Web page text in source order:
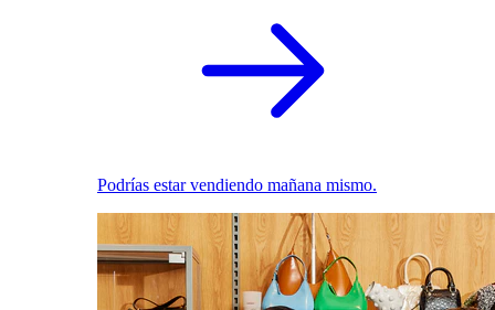
Podrías estar vendiendo mañana mismo.